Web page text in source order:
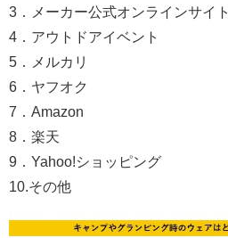
3．メーカー公式オンラインサイト
4．アウトドアイベント
5．メルカリ
6．ヤフオク
7．Amazon
8．楽天
9．Yahoo!ショッピング
10.その他